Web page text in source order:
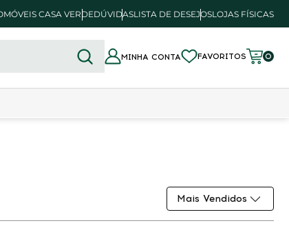
MÓVEIS CASA VERDEDÚVIDASLISTA DE DESEJOSLOJAS FÍSICAS
MINHA CONTA FAVORITOS 0
Mais Vendidos